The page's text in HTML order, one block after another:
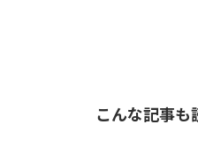
こんな記事も